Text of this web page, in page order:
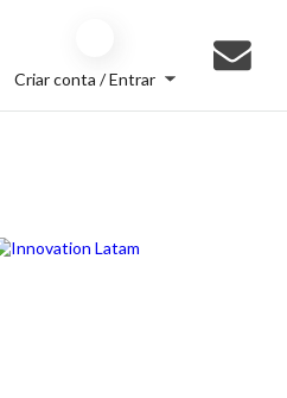
Criar conta / Entrar